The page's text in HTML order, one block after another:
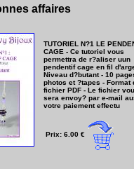
affaires
TUTORIEL N?1 LE
CAGE - Ce tutoriel vous
permettra de r?aliser uun
pendentif cage en fil
Niveau d?butant - 10
photos et ?tapes - Format
fichier PDF - Le fichier
sera envoy? par e-mail
votre paiement effectu
Prix: 6.00 €